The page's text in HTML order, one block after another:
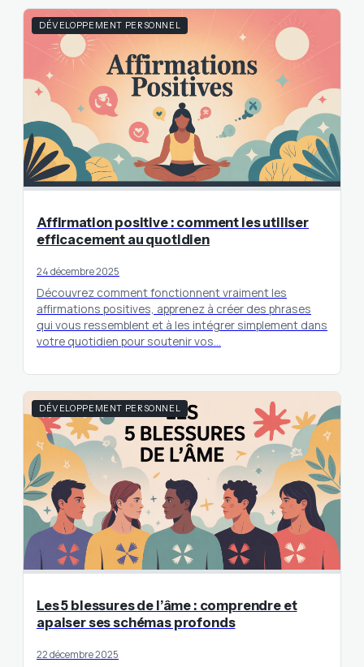
DÉVELOPPEMENT PERSONNEL
Affirmation positive : comment les utiliser
efficacement au quotidien
24 décembre 2025
Découvrez comment fonctionnent vraiment les
affirmations positives, apprenez à créer des phrases
qui vous ressemblent et à les intégrer simplement dans
votre quotidien pour soutenir vos…
DÉVELOPPEMENT PERSONNEL
Les 5 blessures de l’âme : comprendre et
apaiser ses schémas profonds
22 décembre 2025